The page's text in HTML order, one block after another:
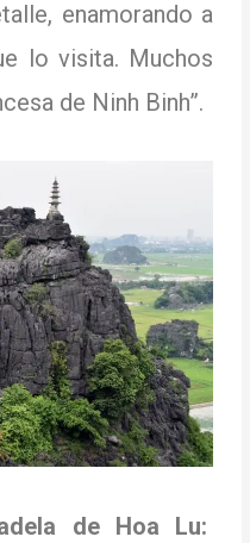
enamorando a
lo visita. Muchos
de Ninh Binh”.
de Hoa Lu: